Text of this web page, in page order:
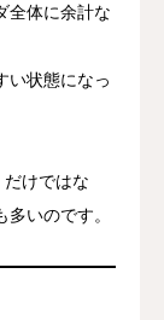
全体に余計な
い状態になっ
けではな
いのです。